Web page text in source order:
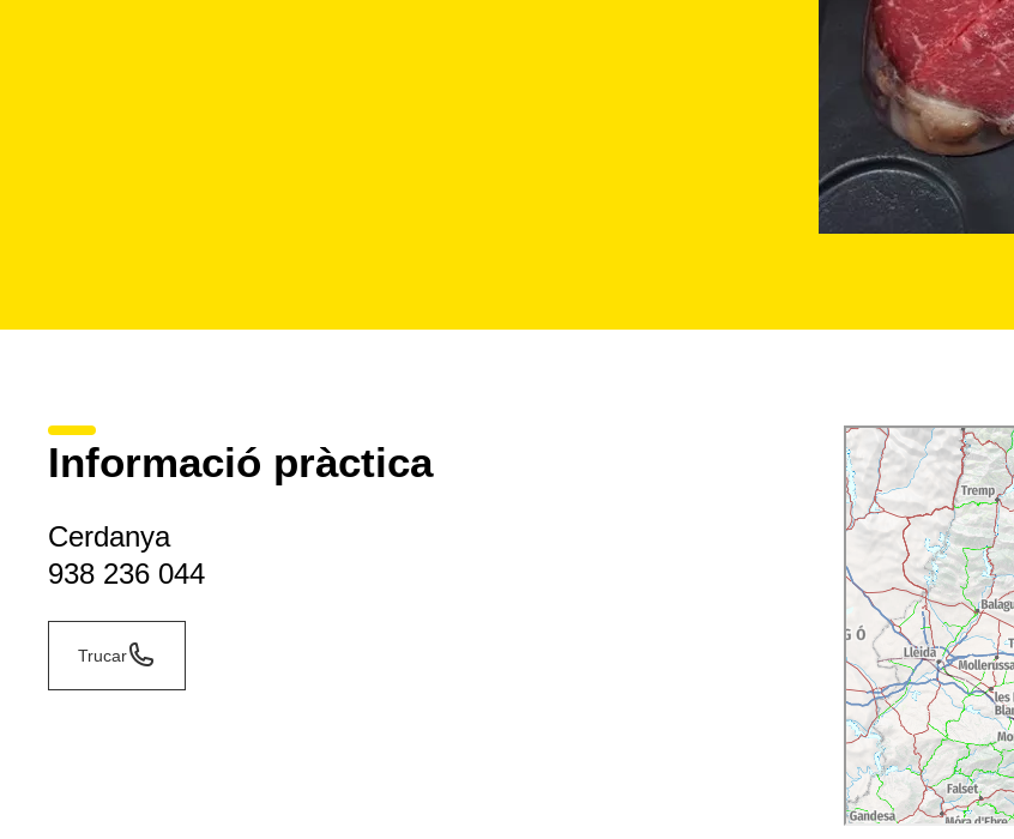
Informació pràctica
Cerdanya
938 236 044
Trucar